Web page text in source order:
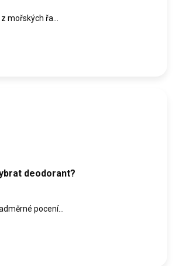
mořských řa...
deodorant?
pocení...